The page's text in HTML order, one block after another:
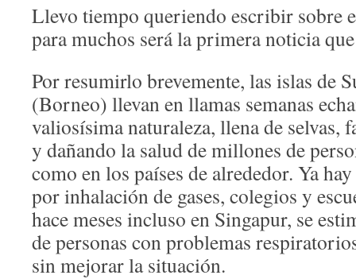
Llevo tiempo queriendo escribir sobre
para muchos será la primera noticia
Por resumirlo brevemente, las islas de
(Borneo) llevan en llamas semanas
valiosísima naturaleza, llena de selvas,
y dañando la salud de millones de
como en los países de alrededor. Ya
por inhalación de gases, colegios y
hace meses incluso en Singapur, se
de personas con problemas
sin mejorar la situación.